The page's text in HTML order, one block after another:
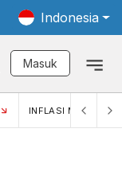
Indonesia
Masuk
INFLASI MOM (APR)